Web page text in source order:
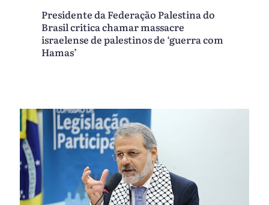
Presidente da Federação Palestina do
Brasil critica chamar massacre
israelense de palestinos de ‘guerra com
Hamas’